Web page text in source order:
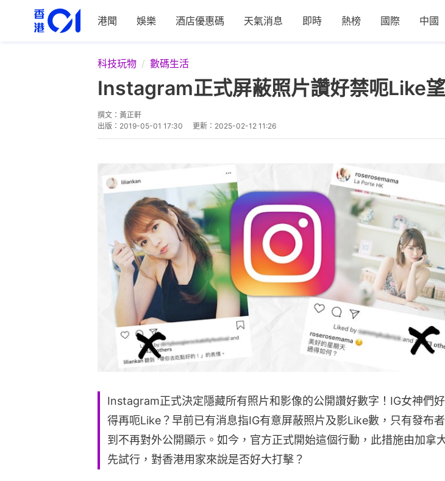
港聞 娛樂 酒店優惠碼 天氣消息 即時 熱榜 國際 中國
科技玩物 數碼生活
Instagram正式屏蔽照片讚好禁呃Like
撰文： 黃正軒
出版： 2019-05-01 17:30 更新： 2025-02-12 11:26
Instagram正式決定隱藏所有照片和影像的公開讚好數字！IG女神們
得再呃Like？早前已有消息指IG有意屏蔽照片及影Like數，只有發布
到不再對外公開顯示。如今，官方正式開始這個行動，此措施由加拿
先試行，對香港用家來說是否好大打擊？